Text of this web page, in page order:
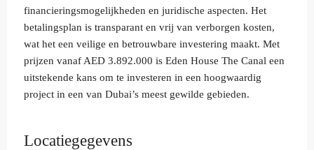
financieringsmogelijkheden en juridische aspecten. Het
betalingsplan is transparant en vrij van verborgen kosten,
wat het een veilige en betrouwbare investering maakt. Met
prijzen vanaf AED 3.892.000 is Eden House The Canal een
uitstekende kans om te investeren in een hoogwaardig
project in een van Dubai’s meest gewilde gebieden.
Locatiegegevens